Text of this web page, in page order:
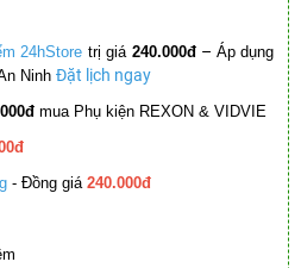
24hStore trị giá 240.000đ – Áp dụng
Ninh Đặt lịch ngay
mua Phụ kiện REXON & VIDVIE
- Đồng giá 240.000đ